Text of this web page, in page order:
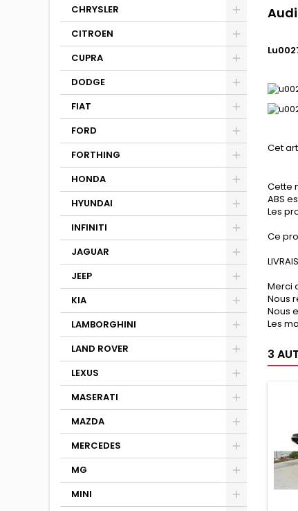
CHRYSLER
CITROEN
CUPRA
DODGE
FIAT
FORD
FORTHING
HONDA
HYUNDAI
INFINITI
JAGUAR
JEEP
KIA
LAMBORGHINI
LAND ROVER
LEXUS
MASERATI
MAZDA
MERCEDES
MG
MINI
Cet
Cette
ABS
Les
Ce
Merci
Nous
Nous
Les
3